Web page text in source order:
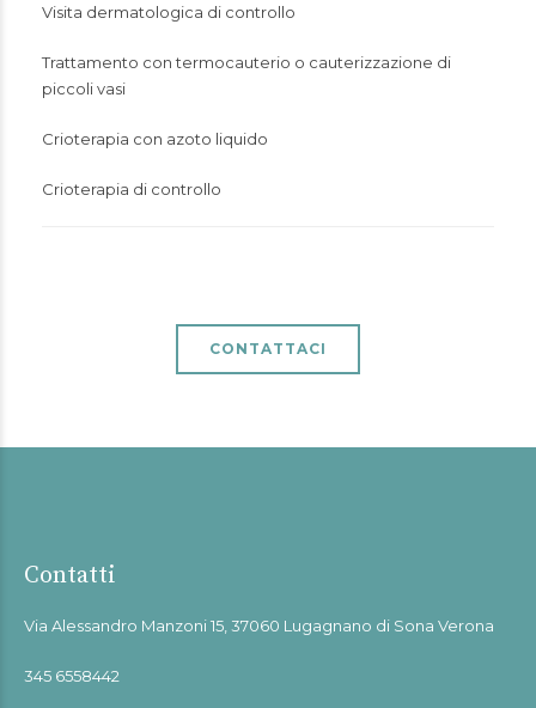
Visita dermatologica di controllo
Trattamento con termocauterio o cauterizzazione di
piccoli vasi
Crioterapia con azoto liquido
Crioterapia di controllo
CONTATTACI
Contatti
Via Alessandro Manzoni 15, 37060 Lugagnano di Sona Verona
345 6558442